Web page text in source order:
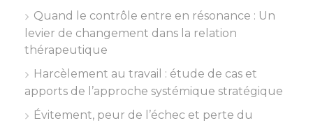
Quand le contrôle entre en résonance : Un
levier de changement dans la relation
thérapeutique
Harcèlement au travail : étude de cas et
apports de l’approche systémique stratégique
Évitement, peur de l’échec et perte du